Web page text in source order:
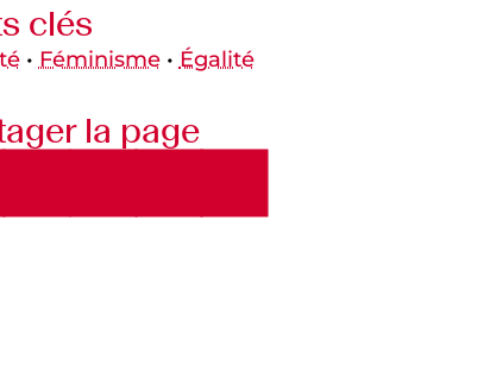
clés
• Féminisme• Égalité
la page